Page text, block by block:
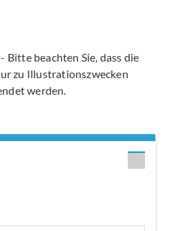
Bitte beachten Sie, dass die
zu Illustrationszwecken
werden.